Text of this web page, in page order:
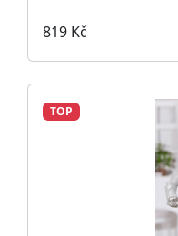
819 Kč
TOP